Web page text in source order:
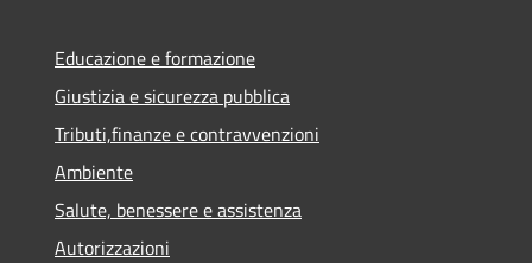
Educazione e formazione
Giustizia e sicurezza pubblica
Tributi,finanze e contravvenzioni
Ambiente
Salute, benessere e assistenza
Autorizzazioni